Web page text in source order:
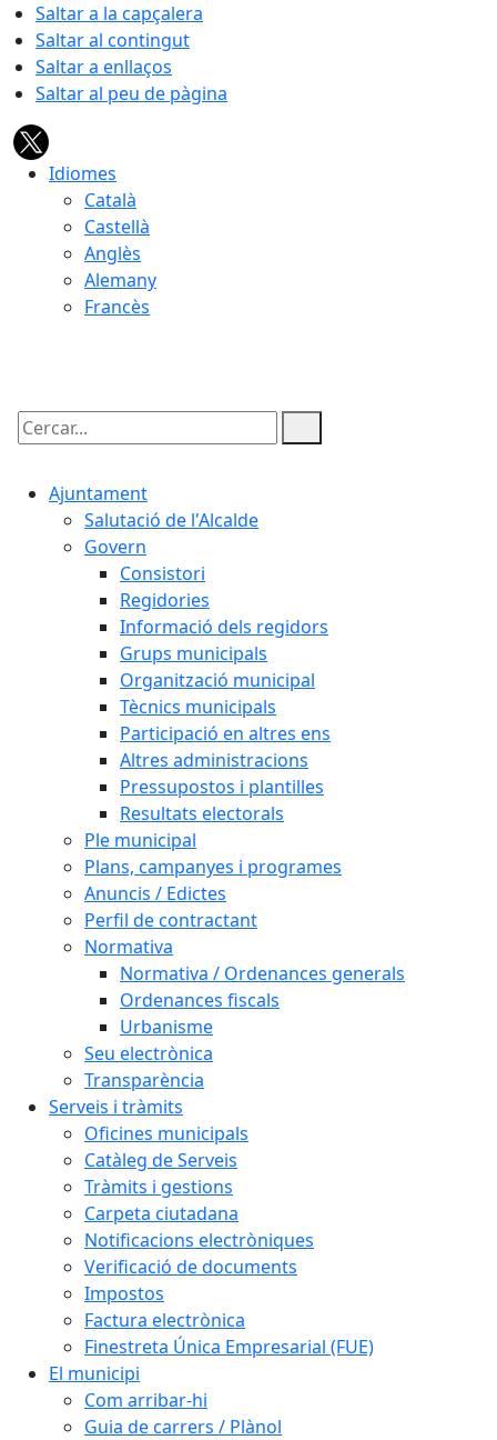
Saltar a la capçalera
Saltar al contingut
Saltar a enllaços
Saltar al peu de pàgina
Idiomes
Català
Castellà
Anglès
Alemany
Francès
Cercar:
Ajuntament
Salutació de l'Alcalde
Govern
Consistori
Regidories
Informació dels regidors
Grups municipals
Organització municipal
Tècnics municipals
Participació en altres ens
Altres administracions
Pressupostos i plantilles
Resultats electorals
Ple municipal
Plans, campanyes i programes
Anuncis / Edictes
Perfil de contractant
Normativa
Normativa / Ordenances generals
Ordenances fiscals
Urbanisme
Seu electrònica
Transparència
Serveis i tràmits
Oficines municipals
Catàleg de Serveis
Tràmits i gestions
Carpeta ciutadana
Notificacions electròniques
Verificació de documents
Impostos
Factura electrònica
Finestreta Única Empresarial (FUE)
El municipi
Com arribar-hi
Guia de carrers / Plànol